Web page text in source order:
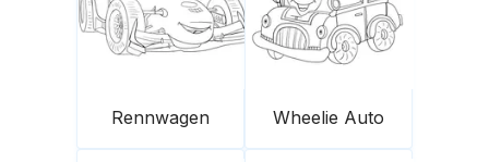
Rennwagen Wheelie Auto